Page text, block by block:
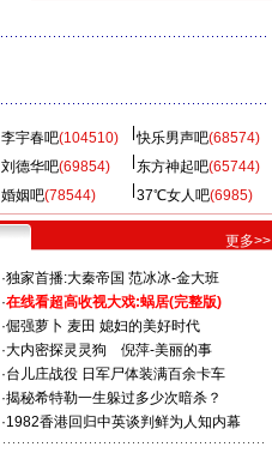
李宇春吧(104510) 快乐男声吧(68574)
刘德华吧(69854) 东方神起吧(65744)
婚姻吧(78544) 37℃女人吧(6985)
更多>>
·独家首播:大秦帝国 范冰冰-金大班
·在线看超高收视大戏:蜗居(完整版)
·倔强萝卜 麦田 媳妇的美好时代
·大内密探灵灵狗
倪萍-美丽的事
·台儿庄战役 日军尸体装满百余卡车
·揭秘希特勒一生躲过多少次暗杀？
·1982香港回归中英谈判鲜为人知内幕